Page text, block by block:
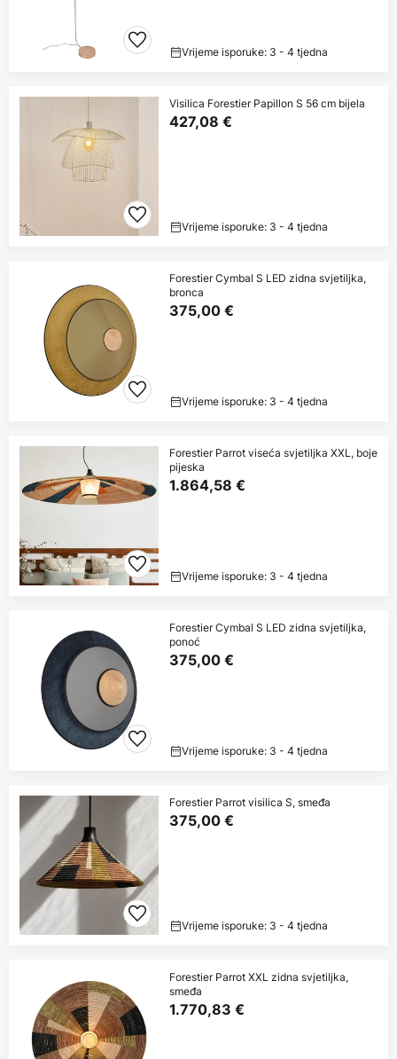
Vrijeme isporuke: 3 - 4 tjedna
Visilica Forestier Papillon S 56 cm bijela
427,08 €
Vrijeme isporuke: 3 - 4 tjedna
Forestier Cymbal S LED zidna svjetiljka,
bronca
375,00 €
Vrijeme isporuke: 3 - 4 tjedna
Forestier Parrot viseća svjetiljka XXL, boje
pijeska
1.864,58 €
Vrijeme isporuke: 3 - 4 tjedna
Forestier Cymbal S LED zidna svjetiljka,
ponoć
375,00 €
Vrijeme isporuke: 3 - 4 tjedna
Forestier Parrot visilica S, smeđa
375,00 €
Vrijeme isporuke: 3 - 4 tjedna
Forestier Parrot XXL zidna svjetiljka,
smeđa
1.770,83 €